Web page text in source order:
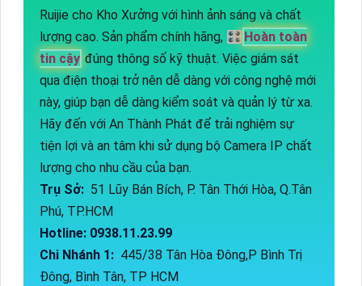
Ruijie cho Kho Xưởng với hình ảnh sáng và chất
lượng cao. Sản phẩm chính hãng, 🎛 Hoàn toàn
tin cậy đúng thông số kỹ thuật. Việc giám sát
qua điện thoại trở nên dễ dàng với công nghệ mới
này, giúp bạn dễ dàng kiểm soát và quản lý từ xa.
Hãy đến với An Thành Phát để trải nghiệm sự
tiện lợi và an tâm khi sử dụng bộ Camera IP chất
lượng cho nhu cầu của bạn.
Trụ Sở: 51 Lũy Bán Bích, P. Tân Thới Hòa, Q.Tân
Phú, TP.HCM
Hotline: 0938.11.23.99
Chi Nhánh 1: 445/38 Tân Hòa Đông,P Bình Trị
Đông, Bình Tân, TP HCM